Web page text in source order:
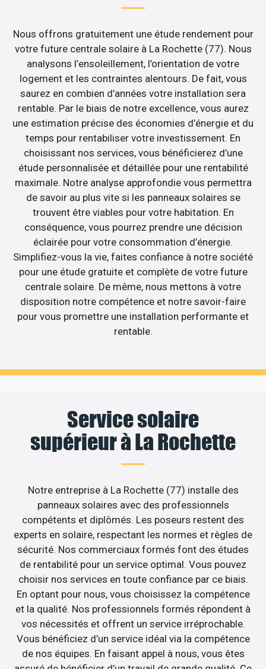
Nous offrons gratuitement une étude rendement pour
votre future centrale solaire à La Rochette (77). Nous
analysons l’ensoleillement, l’orientation de votre
logement et les contraintes alentours. De fait, vous
saurez en combien d’années votre installation sera
rentable. Par le biais de notre excellence, vous aurez
une estimation précise des économies d’énergie et du
temps pour rentabiliser votre investissement. En
choisissant nos services, vous bénéficierez d’une
étude personnalisée et détaillée pour une rentabilité
maximale. Notre analyse approfondie vous permettra
de savoir au plus vite si les panneaux solaires se
trouvent être viables pour votre habitation. En
conséquence, vous pourrez prendre une décision
éclairée pour votre consommation d’énergie.
Simplifiez-vous la vie, faites confiance à notre société
pour une étude gratuite et complète de votre future
centrale solaire. De même, nous mettons à votre
disposition notre compétence et notre savoir-faire
pour vous promettre une installation performante et
rentable.
Service solaire
supérieur à La Rochette
Notre entreprise à La Rochette (77) installe des
panneaux solaires avec des professionnels
compétents et diplômés. Les poseurs restent des
experts en solaire, respectant les normes et règles de
sécurité. Nos commerciaux formés font des études
de rentabilité pour un service optimal. Vous pouvez
choisir nos services en toute confiance par ce biais.
En optant pour nous, vous choisissez la compétence
et la qualité. Nos professionnels formés répondent à
vos nécessités et offrent un service irréprochable.
Vous bénéficiez d’un service idéal via la compétence
de nos équipes. En faisant appel à nous, vous êtes